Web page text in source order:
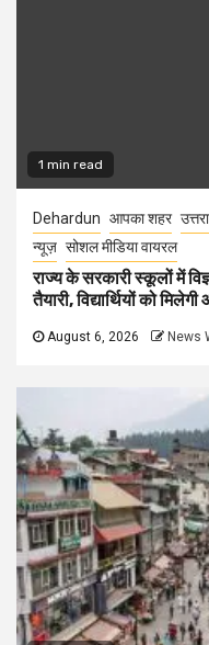
1 min read
Dehardun आपका शहर
न्यूज़ सोशल मीडिया वायरल
राज्य के सरकारी स्कूलों में
तैयारी, विद्यार्थियों को
August 6, 2026 News